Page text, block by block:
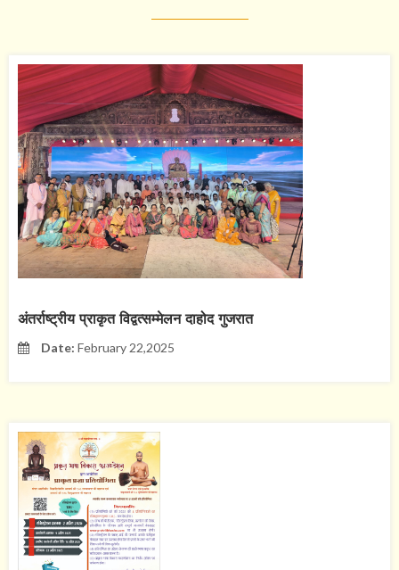
अंतर्राष्ट्रीय प्राकृत विद्वत्सम्मेलन दाहोद गुजरात
Date: February 22,2025